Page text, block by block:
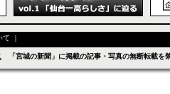
て ｜
「宮城の新聞」に掲載の記事・写真の無断転載